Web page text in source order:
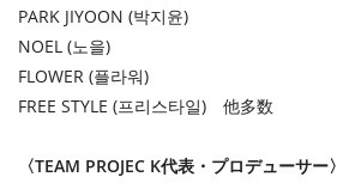
PARK JIYOON (박지윤)
NOEL (노을)
FLOWER (플라워)
FREE STYLE (프리스타일) 他多数
〈TEAM PROJEC K代表・プロデューサー〉